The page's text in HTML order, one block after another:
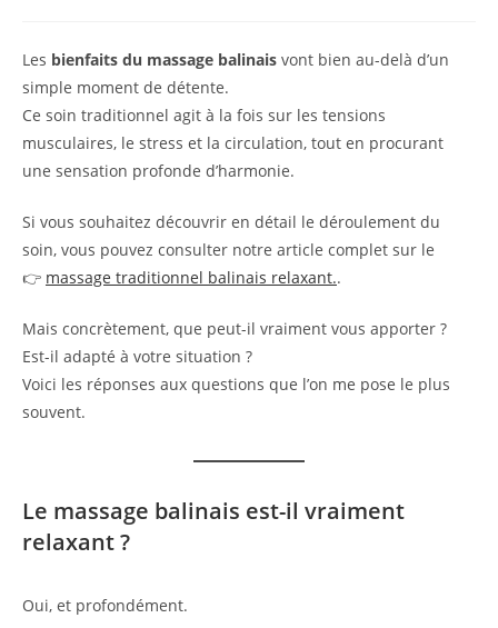
Les bienfaits du massage balinais vont bien au-delà d’un
simple moment de détente.
Ce soin traditionnel agit à la fois sur les tensions
musculaires, le stress et la circulation, tout en procurant
une sensation profonde d’harmonie.
Si vous souhaitez découvrir en détail le déroulement du
soin, vous pouvez consulter notre article complet sur le
👉 massage traditionnel balinais relaxant..
Mais concrètement, que peut-il vraiment vous apporter ?
Est-il adapté à votre situation ?
Voici les réponses aux questions que l’on me pose le plus
souvent.
Le massage balinais est-il vraiment
relaxant ?
Oui, et profondément.